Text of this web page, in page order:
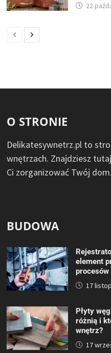
22
O STRONIE
Delikatesywnetrz.pl to
wnętrzach. Znajdziesz
Ci zorganizować Twój dom.
BUDOWA
element
procesów
17
Płyty
różnią i
wnętrz?
17